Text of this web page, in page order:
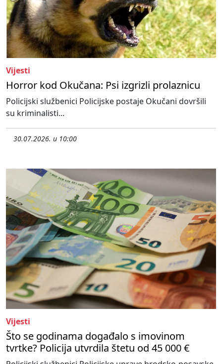
Vijesti
Horror kod Okučana: Psi izgrizli prolaznicu
Policijski službenici Policijske postaje Okučani dovršili
su kriminalisti...
30.07.2026. u 10:00
Vijesti
Što se godinama događalo s imovinom
tvrtke? Policija utvrdila štetu od 45 000 €